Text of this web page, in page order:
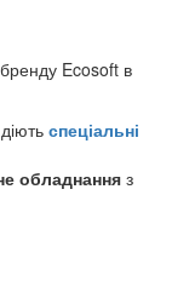
Ecosoft в
спеціальні
обладнанняз